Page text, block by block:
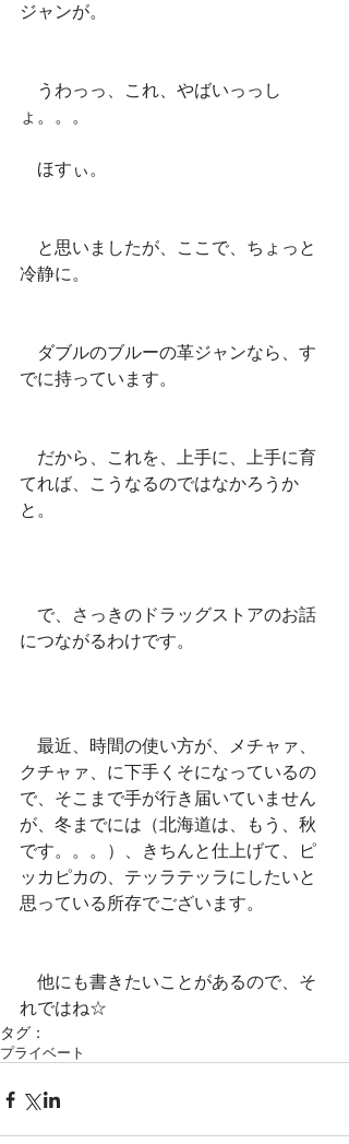
ジャンが。
うわっっ、これ、やばいっっし
ょ。。。
ほすぃ。
と思いましたが、ここで、ちょっと
冷静に。
ダブルのブルーの革ジャンなら、す
でに持っています。
だから、これを、上手に、上手に育
てれば、こうなるのではなかろうか
と。
で、さっきのドラッグストアのお話
につながるわけです。
最近、時間の使い方が、メチャァ、
クチャァ、に下手くそになっているの
で、そこまで手が行き届いていません
が、冬までには（北海道は、もう、秋
です。。。）、きちんと仕上げて、ピ
ッカピカの、テッラテッラにしたいと
思っている所存でございます。
他にも書きたいことがあるので、そ
れではね☆
タグ：
プライベート